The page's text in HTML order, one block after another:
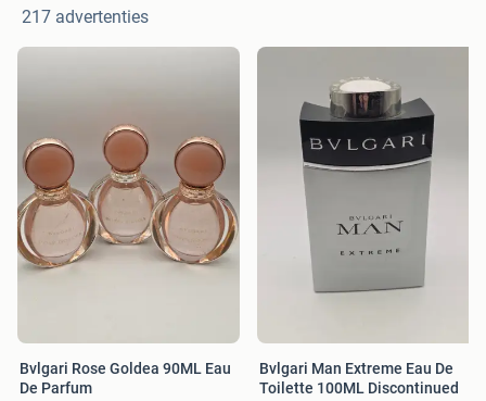
217 advertenties
Bvlgari Rose Goldea 90ML Eau
De Parfum
Bvlgari Man Extreme Eau De
Toilette 100ML Discontinued